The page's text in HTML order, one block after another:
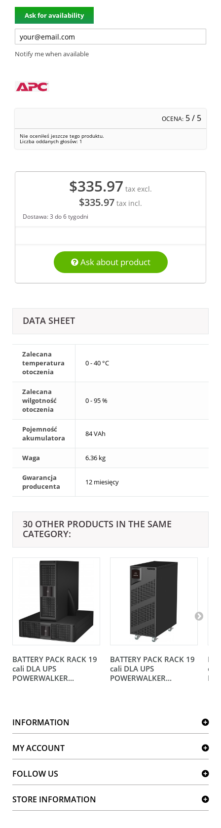
Ask for availability
Notify me when available
OCENA: 5/ 5
Nie oceniłeś jeszcze tego produktu.
Liczba oddanych głosów: 1
$335.97 tax excl.
$335.97 tax incl.
Dostawa: 3 do 6 tygodni
Ask about product
DATA SHEET
Zalecana
temperatura
otoczenia
0 - 40 °C
Zalecana
wilgotność
otoczenia
0 - 95 %
Pojemność
akumulatora
84 VAh
Waga 6.36 kg
Gwarancja
producenta
12 miesięcy
30 OTHER PRODUCTS IN THE SAME
CATEGORY:
BATTERY PACK RACK 19
cali DLA UPS
POWERWALKER...
BATTERY PACK RACK 19
cali DLA UPS
POWERWALKER...
cali
INFORMATION
MY ACCOUNT
FOLLOW US
STORE INFORMATION